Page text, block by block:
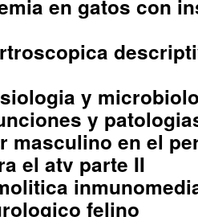
en gatos con
y
y
masculino en el
el atv parte II
felino